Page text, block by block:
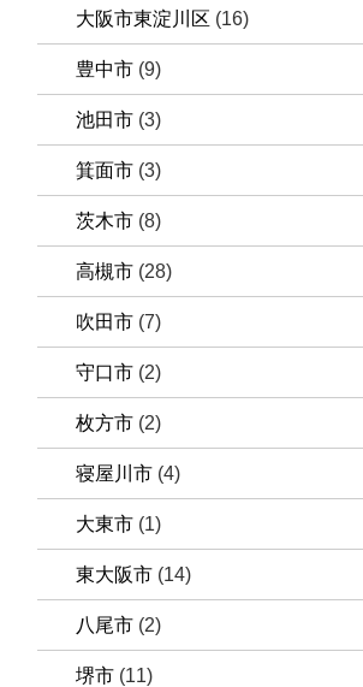
大阪市東淀川区 (16)
豊中市 (9)
池田市 (3)
箕面市 (3)
茨木市 (8)
高槻市 (28)
吹田市 (7)
守口市 (2)
枚方市 (2)
寝屋川市 (4)
大東市 (1)
東大阪市 (14)
八尾市 (2)
堺市 (11)